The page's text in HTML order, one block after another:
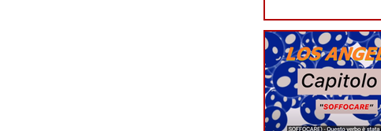
Connecticut
Alfonso...